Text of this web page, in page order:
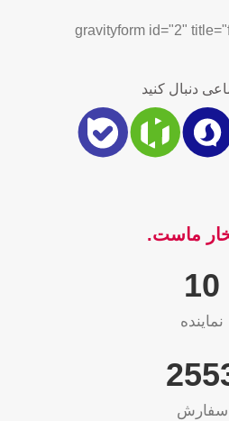
[gravityform id="2"
دنبال کنید
ماست.
10
نماینده
سفارش